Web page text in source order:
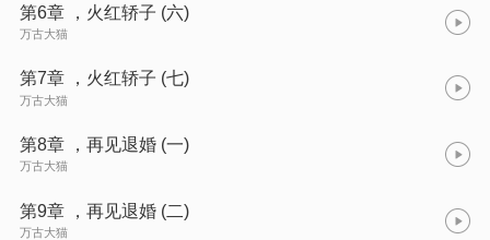
第6章 ，火红轿子 (六)
万古大猫
第7章 ，火红轿子 (七)
万古大猫
第8章 ，再见退婚 (一)
万古大猫
第9章 ，再见退婚 (二)
万古大猫